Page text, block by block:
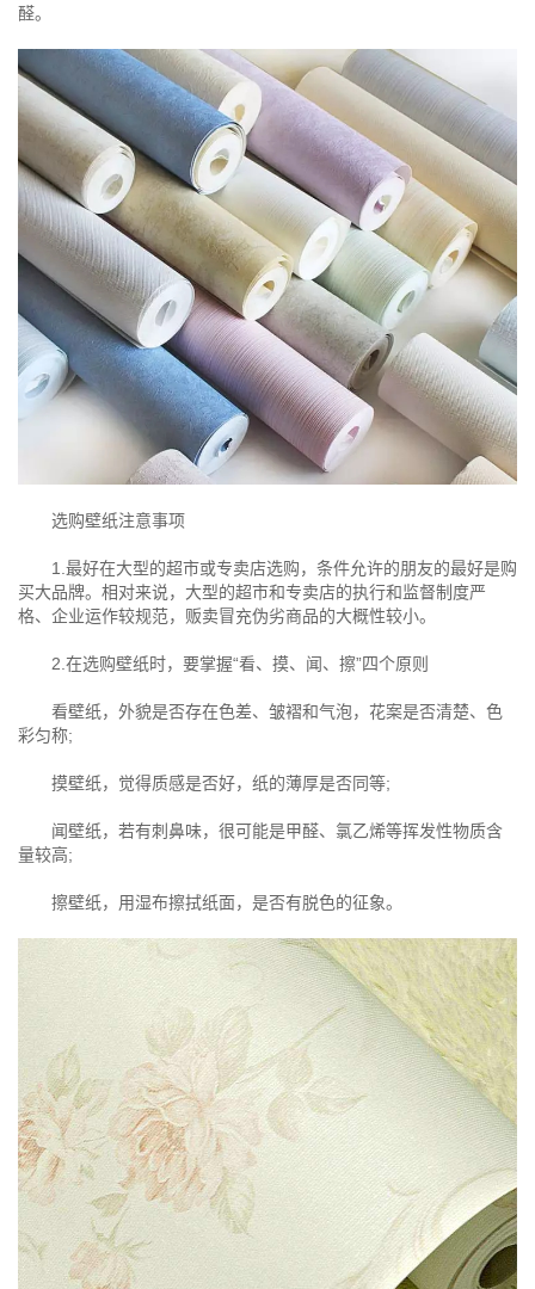
醛。
选购壁纸注意事项
1.最好在大型的超市或专卖店选购，条件允许的朋友的最好是购
买大品牌。相对来说，大型的超市和专卖店的执行和监督制度严
格、企业运作较规范，贩卖冒充伪劣商品的大概性较小。
2.在选购壁纸时，要掌握“看、摸、闻、擦”四个原则
看壁纸，外貌是否存在色差、皱褶和气泡，花案是否清楚、色
彩匀称;
摸壁纸，觉得质感是否好，纸的薄厚是否同等;
闻壁纸，若有刺鼻味，很可能是甲醛、氯乙烯等挥发性物质含
量较高;
擦壁纸，用湿布擦拭纸面，是否有脱色的征象。